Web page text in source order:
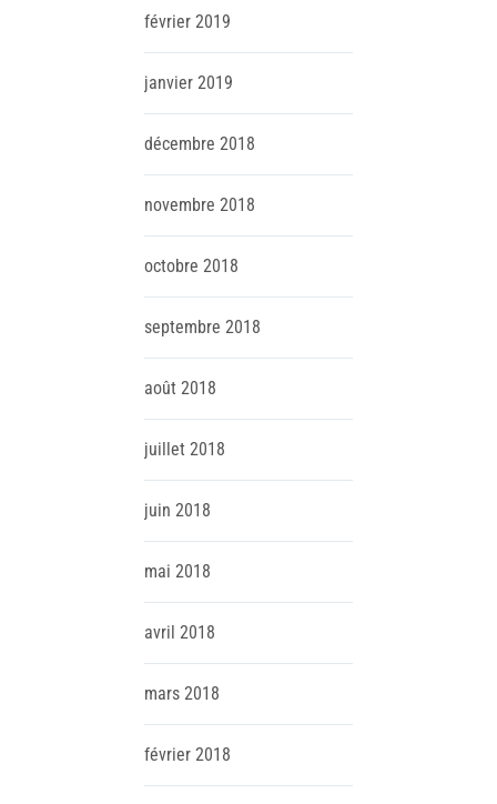
février 2019
janvier 2019
décembre 2018
novembre 2018
octobre 2018
septembre 2018
août 2018
juillet 2018
juin 2018
mai 2018
avril 2018
mars 2018
février 2018